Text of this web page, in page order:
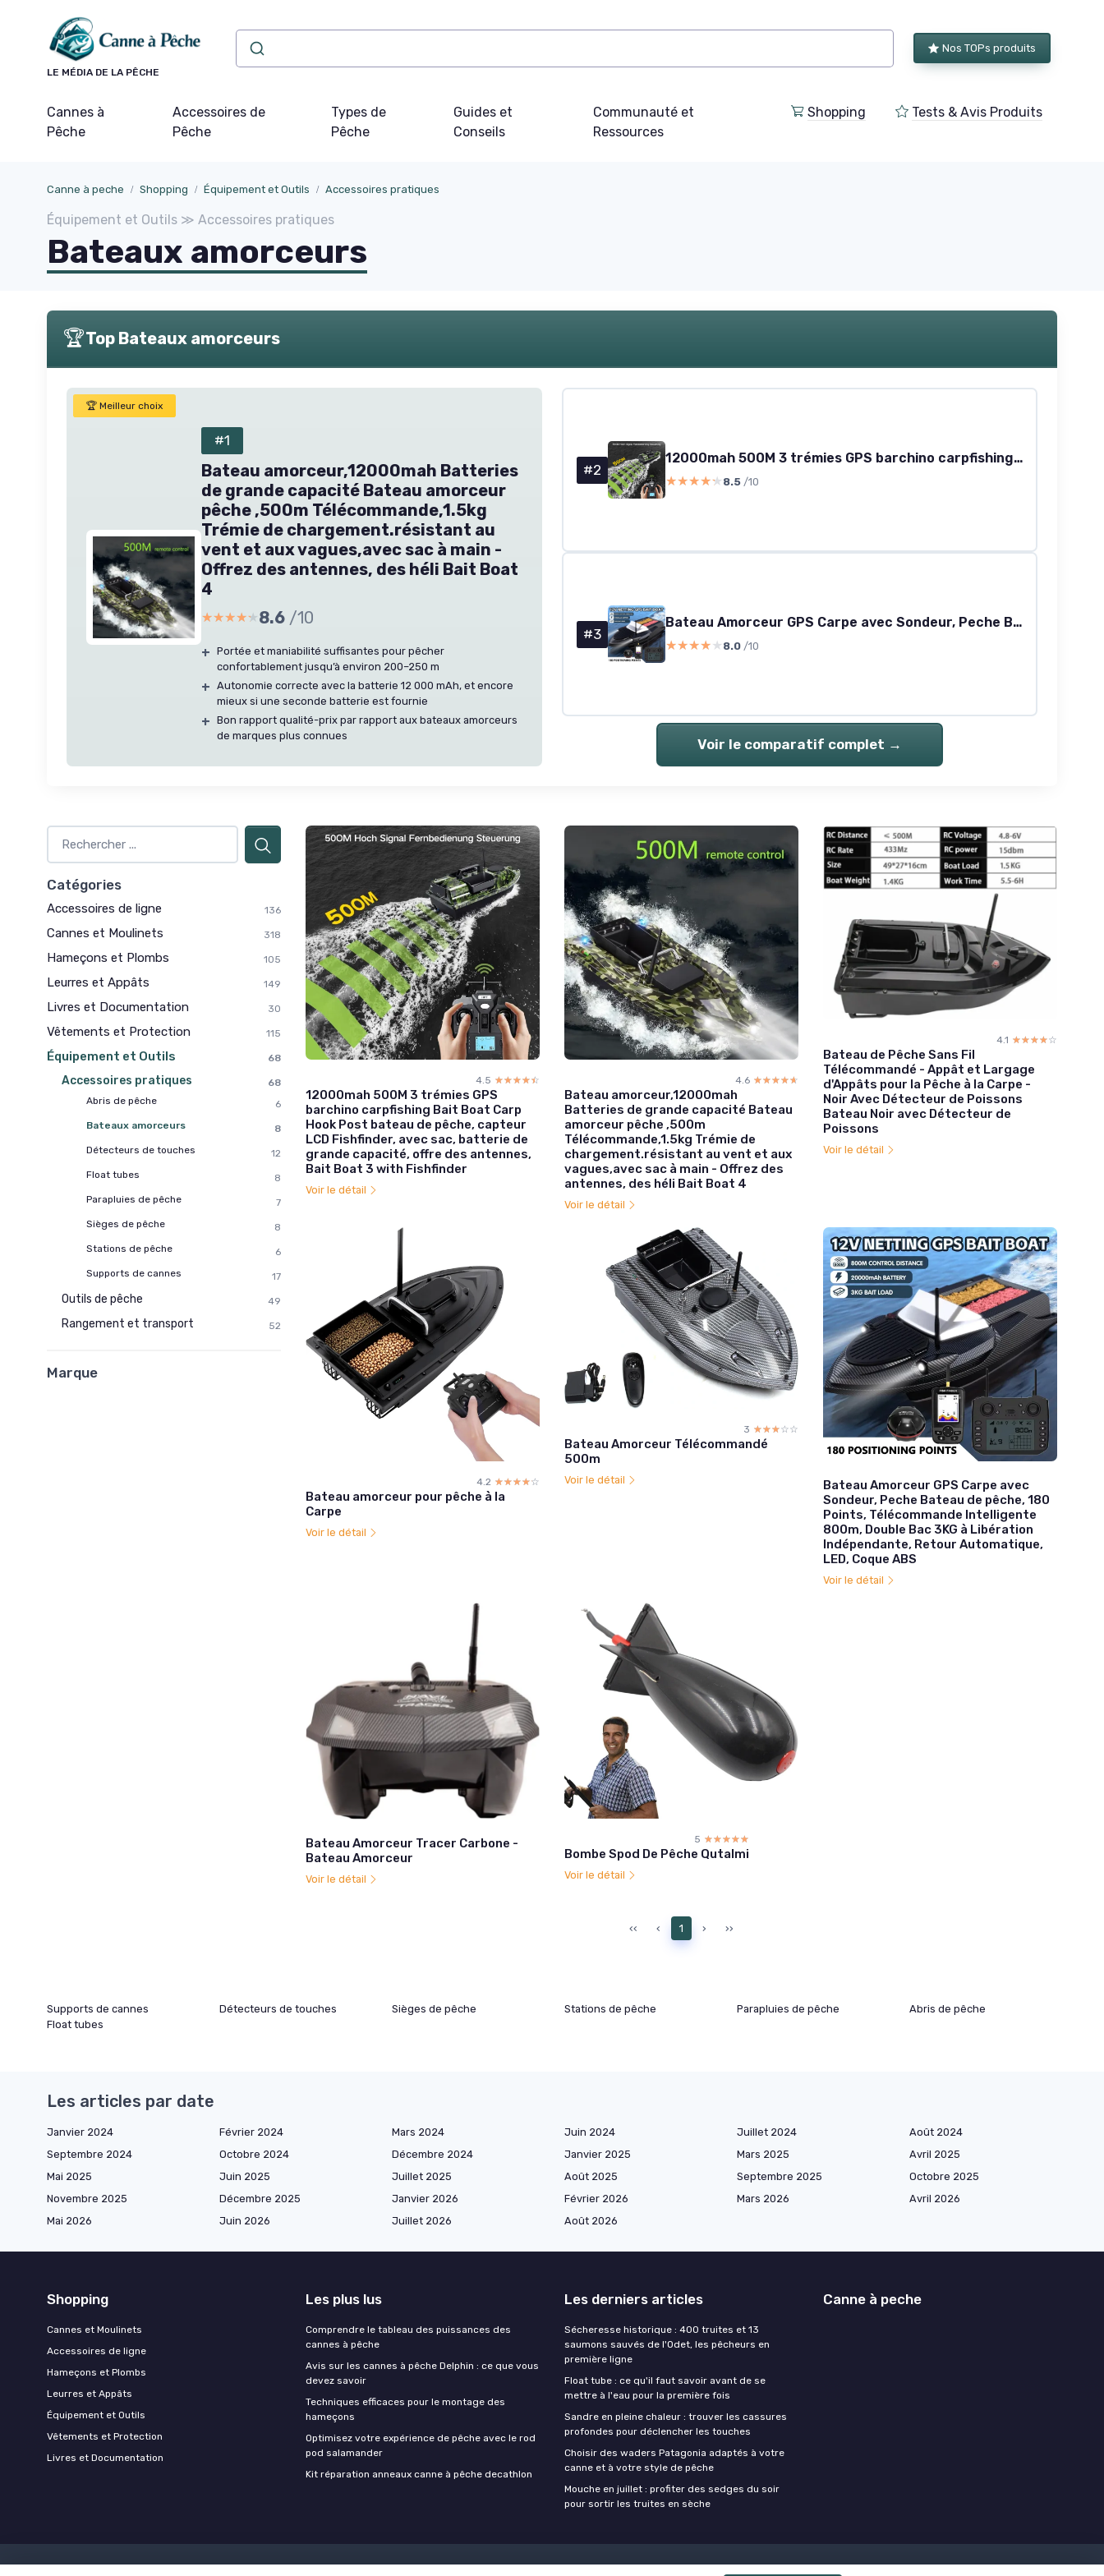
LE MÉDIA DE LA PÊCHE
Nos TOPs produits
Cannes à
Pêche
Accessoires de
Pêche
Types de
Pêche
Guides et
Conseils
Communauté et
Ressources
Shopping Tests & Avis Produits
Canne à peche Shopping Équipement et Outils Accessoires pratiques
Équipement et Outils ≫ Accessoires pratiques
Bateaux amorceurs
🏆Top Bateaux amorceurs
🏆 Meilleur choix
#1
Bateau amorceur,12000mah Batteries
de grande capacité Bateau amorceur
pêche ,500m Télécommande,1.5kg
Trémie de chargement.résistant au
vent et aux vagues,avec sac à main -
Offrez des antennes, des héli Bait Boat
4
★★★★★
★★★★★8.6 /10
+ Portée et maniabilité suffisantes pour pêcher
confortablement jusqu’à environ 200–250 m
+ Autonomie correcte avec la batterie 12 000 mAh, et encore
mieux si une seconde batterie est fournie
+ Bon rapport qualité-prix par rapport aux bateaux amorceurs
de marques plus connues
#2
12000mah 500M 3 trémies GPS barchino carpfishing Bait Boat Carp Hook Post bateau de pêche, capteur LCD Fishfinder, avec sac, batterie de grande capacité, offre des antennes, Bait Boat 3 with Fishfinder
★★★★★
★★★★★ 8.5 /10
#3
Bateau Amorceur GPS Carpe avec Sondeur, Peche Bateau de pêche, 180 Points, Télécommande Intelligente 800m, Double Bac 3KG à Libération Indépendante, Retour Automatique, LED, Coque ABS
★★★★★
★★★★★ 8.0 /10
Voir le comparatif complet →
Catégories
Accessoires de ligne 136
Cannes et Moulinets 318
Hameçons et Plombs 105
Leurres et Appâts 149
Livres et Documentation 30
Vêtements et Protection 115
Équipement et Outils 68
Accessoires pratiques
68
Abris de pêche
6
Bateaux amorceurs
8
Détecteurs de touches
12
Float tubes
8
Parapluies de pêche
7
Sièges de pêche
8
Stations de pêche
6
Supports de cannes
17
Outils de pêche 49
Rangement et transport 52
Marque
4.5 ☆☆☆☆☆
★★★★★
12000mah 500M 3 trémies GPS
barchino carpfishing Bait Boat Carp
Hook Post bateau de pêche, capteur
LCD Fishfinder, avec sac, batterie de
grande capacité, offre des antennes,
Bait Boat 3 with Fishfinder
Voir le détail
4.6 ☆☆☆☆☆
★★★★★
Bateau amorceur,12000mah
Batteries de grande capacité Bateau
amorceur pêche ,500m
Télécommande,1.5kg Trémie de
chargement.résistant au vent et aux
vagues,avec sac à main - Offrez des
antennes, des héli Bait Boat 4
Voir le détail
4.1 ☆☆☆☆☆
★★★★★
Bateau de Pêche Sans Fil
Télécommandé - Appât et Largage
d'Appâts pour la Pêche à la Carpe -
Noir Avec Détecteur de Poissons
Bateau Noir avec Détecteur de
Poissons
Voir le détail
4.2 ☆☆☆☆☆
★★★★★
Bateau amorceur pour pêche à la
Carpe
Voir le détail
3 ☆☆☆☆☆
★★★★★
Bateau Amorceur Télécommandé
500m
Voir le détail
Bateau Amorceur GPS Carpe avec
Sondeur, Peche Bateau de pêche, 180
Points, Télécommande Intelligente
800m, Double Bac 3KG à Libération
Indépendante, Retour Automatique,
LED, Coque ABS
Voir le détail
Bateau Amorceur Tracer Carbone -
Bateau Amorceur
Voir le détail
5 ☆☆☆☆☆
★★★★★
Bombe Spod De Pêche Qutalmi
Voir le détail
‹‹ ‹ 1 › ››
Supports de cannes Détecteurs de touches Sièges de pêche Stations de pêche Parapluies de pêche
Abris de pêche
Float tubes
Les articles par date
Janvier 2024 Février 2024 Mars 2024 Juin 2024 Juillet 2024
Août 2024
Septembre 2024
Octobre 2024 Décembre 2024 Janvier 2025 Mars 2025
Avril 2025
Mai 2025
Juin 2025 Juillet 2025 Août 2025 Septembre 2025
Octobre 2025
Novembre 2025
Décembre 2025 Janvier 2026 Février 2026 Mars 2026
Avril 2026
Mai 2026
Juin 2026 Juillet 2026 Août 2026
Shopping
Cannes et Moulinets
Accessoires de ligne
Hameçons et Plombs
Leurres et Appâts
Équipement et Outils
Vêtements et Protection
Livres et Documentation
Les plus lus
Comprendre le tableau des puissances des
cannes à pêche
Avis sur les cannes à pêche Delphin : ce que vous
devez savoir
Techniques efficaces pour le montage des
hameçons
Optimisez votre expérience de pêche avec le rod
pod salamander
Kit réparation anneaux canne à pêche decathlon
Les derniers articles
Sécheresse historique : 400 truites et 13
saumons sauvés de l'Odet, les pêcheurs en
première ligne
Float tube : ce qu'il faut savoir avant de se
mettre à l'eau pour la première fois
Sandre en pleine chaleur : trouver les cassures
profondes pour déclencher les touches
Choisir des waders Patagonia adaptés à votre
canne et à votre style de pêche
Mouche en juillet : profiter des sedges du soir
pour sortir les truites en sèche
Canne à peche